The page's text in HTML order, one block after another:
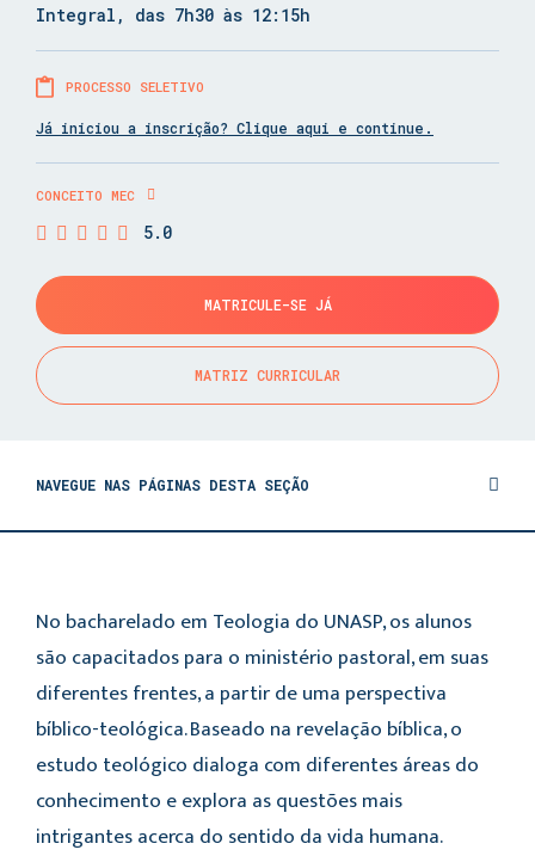
Integral, das 7h30 às 12:15h
PROCESSO SELETIVO
Já iniciou a inscrição? Clique aqui e continue.
CONCEITO MEC
5.0
MATRICULE-SE JÁ
MATRIZ CURRICULAR
NAVEGUE NAS PÁGINAS DESTA SEÇÃO
No bacharelado em Teologia do UNASP, os alunos
são capacitados para o ministério pastoral, em suas
diferentes frentes, a partir de uma perspectiva
bíblico-teológica. Baseado na revelação bíblica, o
estudo teológico dialoga com diferentes áreas do
conhecimento e explora as questões mais
intrigantes acerca do sentido da vida humana.